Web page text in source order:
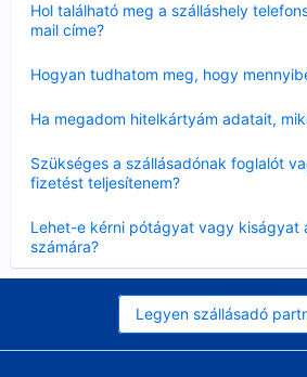
Hol található meg a szálláshely
mail címe?
Hogyan tudhatom meg, hogy
Ha megadom hitelkártyám adatait,
Szükséges a szállásadónak foglalót
fizetést teljesítenem?
Lehet-e kérni pótágyat vagy kiságyat
számára?
Legyen szállásadó